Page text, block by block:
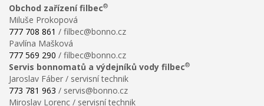
Obchod zařízení filbec®
Miluše Prokopová
777 708 861 / filbec@bonno.cz
Pavlína Mašková
777 569 290 / filbec@bonno.cz
Servis bonnomatů a výdejníků vody filbec®
Jaroslav Fáber / servisní technik
773 781 963 / servis@bonno.cz
Miroslav Lorenc / servisní technik